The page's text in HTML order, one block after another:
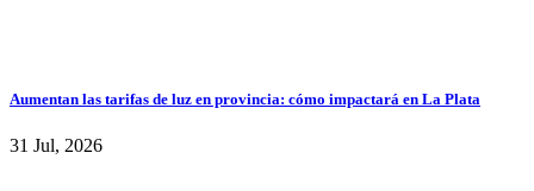
Aumentan las tarifas de luz en provincia: cómo impactará en La Plata
31 Jul, 2026